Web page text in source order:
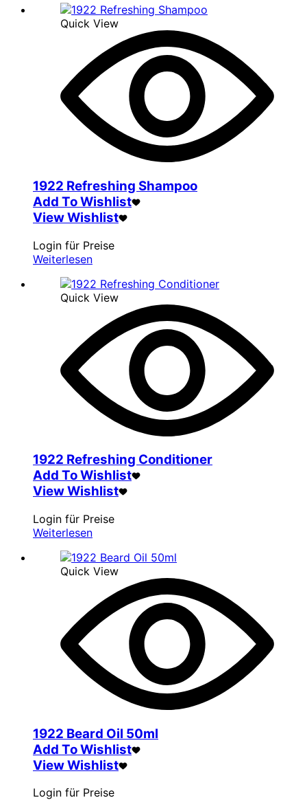
Quick View
1922 Refreshing Shampoo
Add To Wishlist
View Wishlist
Login für Preise
Weiterlesen
Quick View
1922 Refreshing Conditioner
Add To Wishlist
View Wishlist
Login für Preise
Weiterlesen
Quick View
1922 Beard Oil 50ml
Add To Wishlist
View Wishlist
Login für Preise